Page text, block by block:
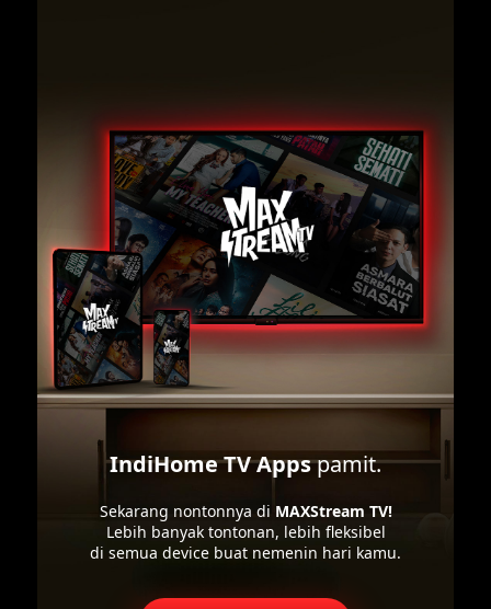
IndiHome TV Appspamit.
Sekarang nontonnya di MAXStream TV!
Lebih banyak tontonan, lebih fleksibel
di semua device buat nemenin hari kamu.